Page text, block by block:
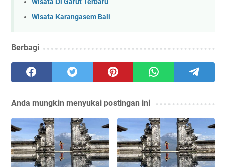
Wisata Karangasem Bali
Berbagi
Anda mungkin menyukai postingan ini